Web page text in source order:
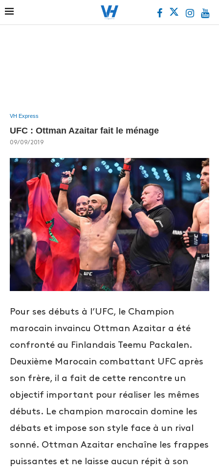
VH Express
UFC : Ottman Azaitar fait le ménage
09/09/2019
Pour ses débuts à l’UFC, le Champion
marocain invaincu Ottman Azaitar a été
confronté au Finlandais Teemu Packalen.
Deuxième Marocain combattant UFC après
son frère, il a fait de cette rencontre un
objectif important pour réaliser les mêmes
débuts. Le champion marocain domine les
débats et impose son style face à un rival
sonné. Ottman Azaitar enchaîne les frappes
puissantes et ne laisse aucun répit à son